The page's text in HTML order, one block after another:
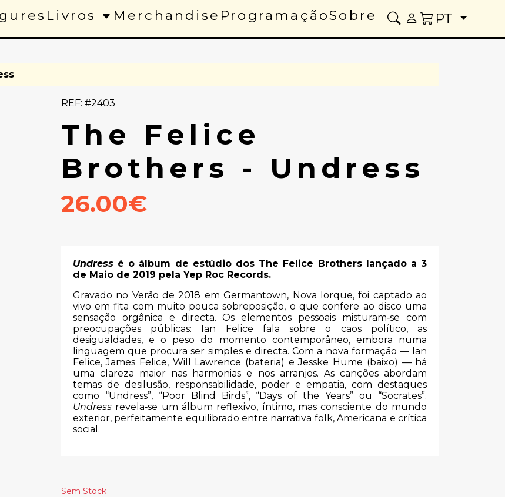
Livros Merchandise ProgramaçãoSobre PT
REF: #2403
The Felice
Brothers - Undress
26.00€
Undress é o álbum de estúdio dos The Felice Brothers lançado a 3
de Maio de 2019 pela Yep Roc Records.
Gravado no Verão de 2018 em Germantown, Nova Iorque, foi captado ao
vivo em fita com muito pouca sobreposição, o que confere ao disco uma
sensação orgânica e directa. Os elementos pessoais misturam‑se com
preocupações públicas: Ian Felice fala sobre o caos político, as
desigualdades, e o peso do momento contemporâneo, embora numa
linguagem que procura ser simples e directa. Com a nova formação — Ian
Felice, James Felice, Will Lawrence (bateria) e Jesske Hume (baixo) — há
uma clareza maior nas harmonias e nos arranjos. As canções abordam
temas de desilusão, responsabilidade, poder e empatia, com destaques
como “Undress”, “Poor Blind Birds”, “Days of the Years” ou “Socrates”.
Undressrevela‑se um álbum reflexivo, íntimo, mas consciente do mundo
exterior, perfeitamente equilibrado entre narrativa folk, Americana e crítica
social.
Sem Stock